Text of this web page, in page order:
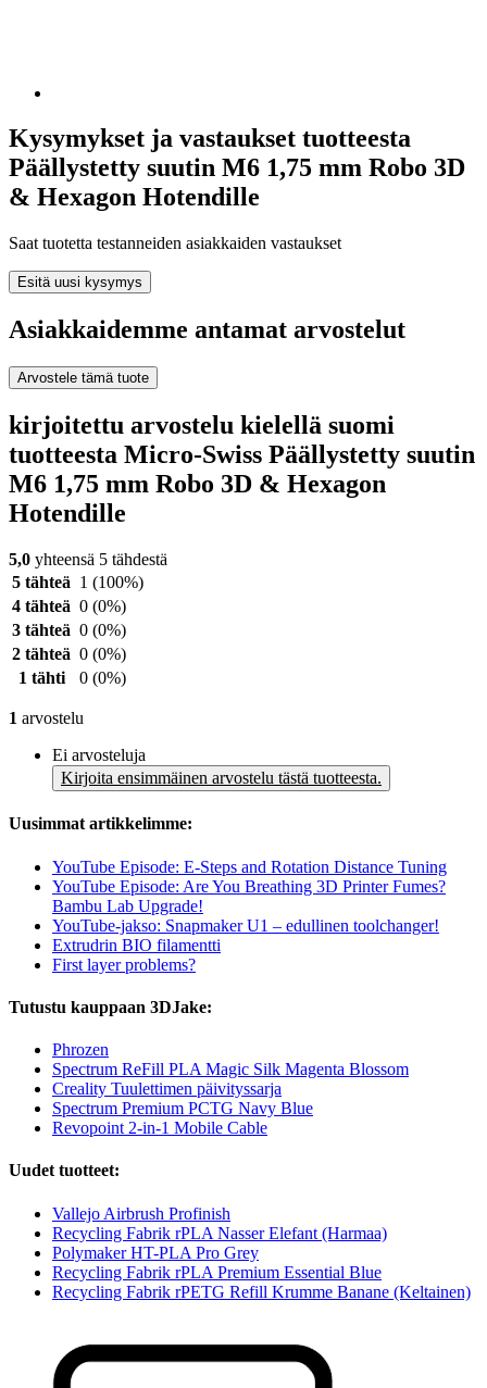
Kysymykset ja vastaukset tuotteesta
Päällystetty suutin M6 1,75 mm Robo 3D
& Hexagon Hotendille
Saat tuotetta testanneiden asiakkaiden vastaukset
Esitä uusi kysymys
Asiakkaidemme antamat arvostelut
Arvostele tämä tuote
kirjoitettu arvostelu kielellä suomi
tuotteesta Micro-Swiss Päällystetty suutin
M6 1,75 mm Robo 3D & Hexagon
Hotendille
5,0 yhteensä 5 tähdestä
5 tähteä 1 (100%)
4 tähteä 0 (0%)
3 tähteä 0 (0%)
2 tähteä 0 (0%)
1 tähti
0 (0%)
1 arvostelu
Ei arvosteluja
Kirjoita ensimmäinen arvostelu tästä tuotteesta.
Uusimmat artikkelimme:
YouTube Episode: E-Steps and Rotation Distance Tuning
YouTube Episode: Are You Breathing 3D Printer Fumes?
Bambu Lab Upgrade!
YouTube-jakso: Snapmaker U1 – edullinen toolchanger!
Extrudrin BIO filamentti
First layer problems?
Tutustu kauppaan 3DJake:
Phrozen
Spectrum ReFill PLA Magic Silk Magenta Blossom
Creality Tuulettimen päivityssarja
Spectrum Premium PCTG Navy Blue
Revopoint 2-in-1 Mobile Cable
Uudet tuotteet:
Vallejo Airbrush Profinish
Recycling Fabrik rPLA Nasser Elefant (Harmaa)
Polymaker HT-PLA Pro Grey
Recycling Fabrik rPLA Premium Essential Blue
Recycling Fabrik rPETG Refill Krumme Banane (Keltainen)